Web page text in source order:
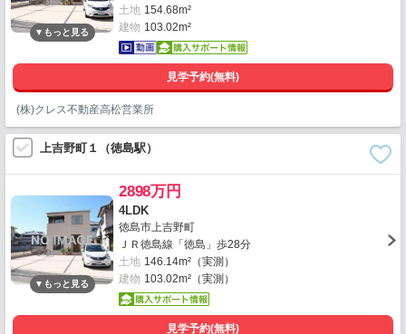
土地 154.68m²
建物 103.02m²
見学予約(無料)
(株)クレス不動産高松営業所
上吉野町１（徳島駅）
2898万円
4LDK
徳島市上吉野町
ＪＲ徳島線「徳島」歩28分
土地 146.14m²（実測）
建物 103.02m²（実測）
見学予約(無料)